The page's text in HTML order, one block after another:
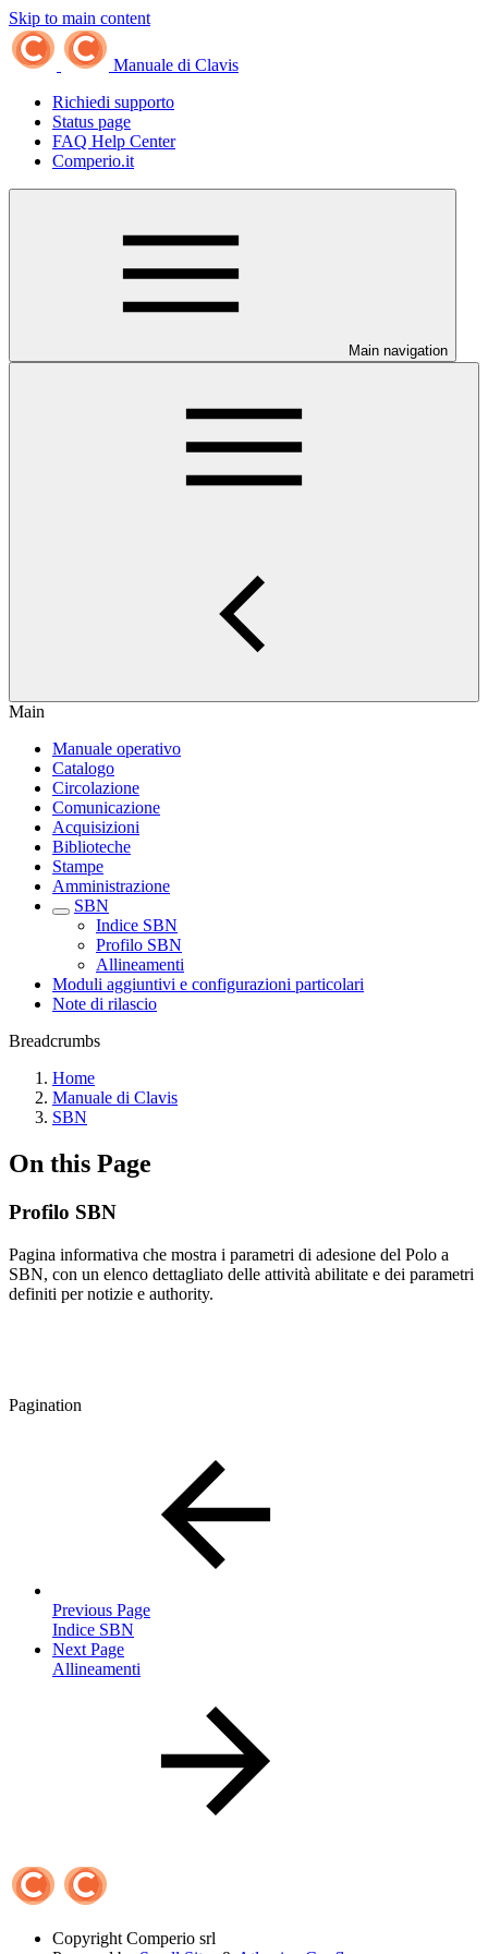
Skip to main content
Manuale di Clavis
Richiedi supporto
Status page
FAQ Help Center
Comperio.it
Main navigation
Main
Manuale operativo
Catalogo
Circolazione
Comunicazione
Acquisizioni
Biblioteche
Stampe
Amministrazione
SBN
Indice SBN
Profilo SBN
Allineamenti
Moduli aggiuntivi e configurazioni particolari
Note di rilascio
Breadcrumbs
Home
Manuale di Clavis
SBN
On this Page
Profilo SBN
Pagina informativa che mostra i parametri di adesione del Polo a
SBN, con un elenco dettagliato delle attività abilitate e dei parametri
definiti per notizie e authority.
Pagination
Previous Page
Indice SBN
Next Page
Allineamenti
Copyright Comperio srl